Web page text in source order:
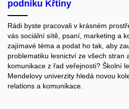
podniku Křtiny
Rádi byste pracovali v krásném
vás sociální sítě, psaní, marketing a
zajímavé téma a podat ho tak, aby
problematiku lesnictví ze všech stran
komunikace z řad veřejnosti? Školní
Mendelovy univerzity hledá novou
relations a komunikace.